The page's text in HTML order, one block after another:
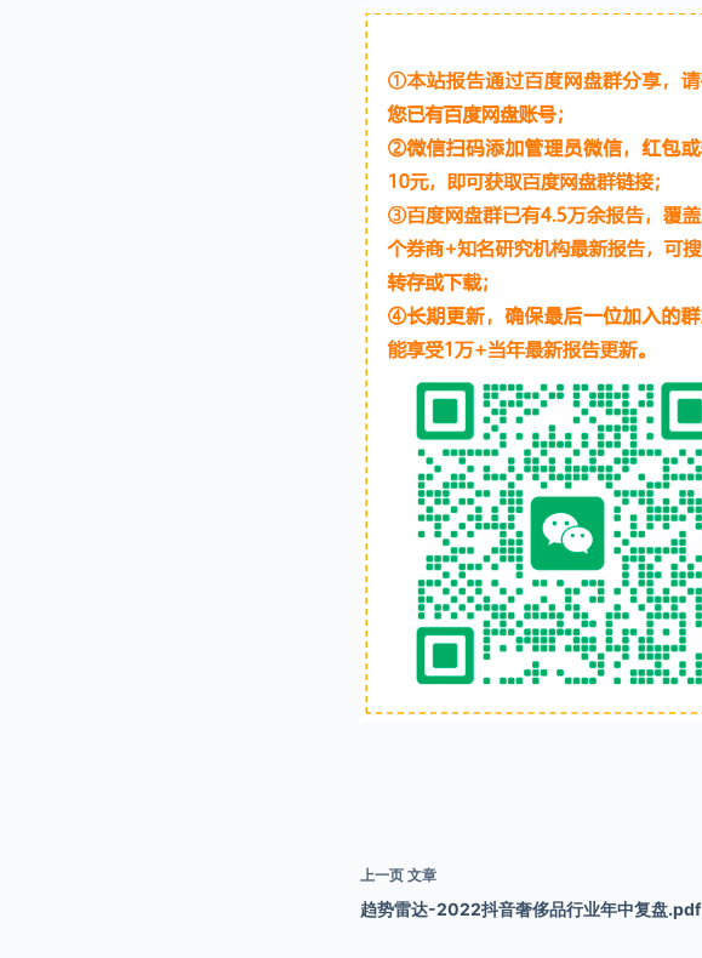
上一页 文章
趋势雷达-2022抖音奢侈品行业年中复盘.pdf